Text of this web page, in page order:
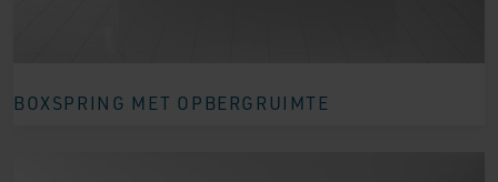
BOXSPRING MET OPBERGRUIMTE